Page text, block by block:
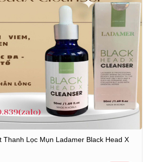
Thanh Lọc Mụn Ladamer Black Head X